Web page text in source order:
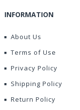
INFORMATION
About Us
Terms of Use
Privacy Policy
Shipping Policy
Return Policy